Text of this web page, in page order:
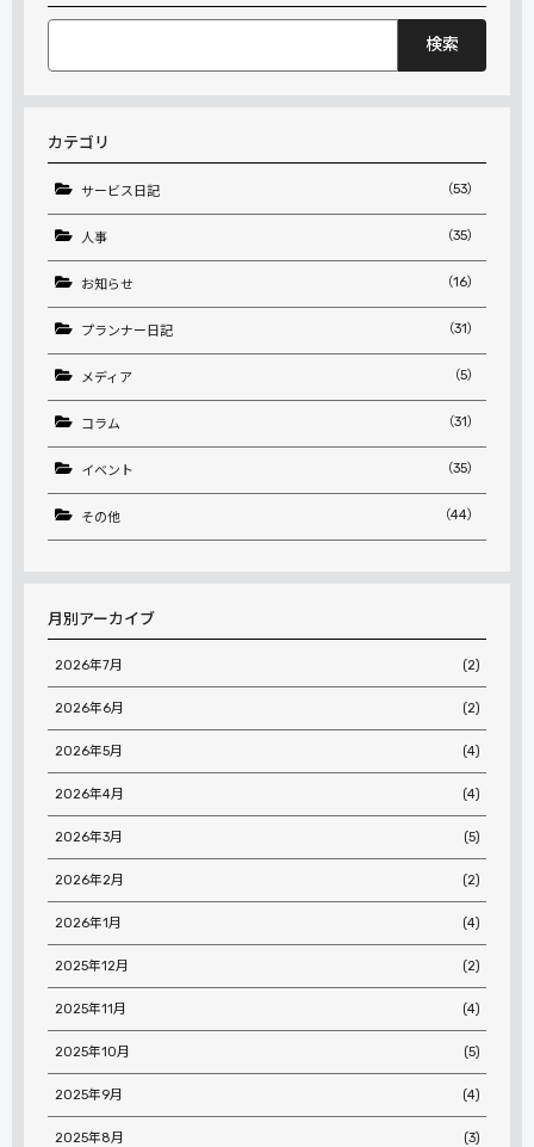
索:
カテゴリ
サービス日記 （53）
人事 （35）
お知らせ （16）
プランナー日記 （31）
メディア （5）
コラム （31）
イベント （35）
その他 （44）
月別アーカイブ
2026年7月 (2)
2026年6月 (2)
2026年5月 (4)
2026年4月 (4)
2026年3月 (5)
2026年2月 (2)
2026年1月 (4)
2025年12月 (2)
2025年11月 (4)
2025年10月 (5)
2025年9月 (4)
2025年8月 (3)